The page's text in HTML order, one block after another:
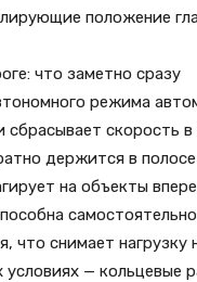
положение
что заметно сразу
режима
сбрасывает скорость
держится в
на объекты
что снимает нагрузку
— кольцевые